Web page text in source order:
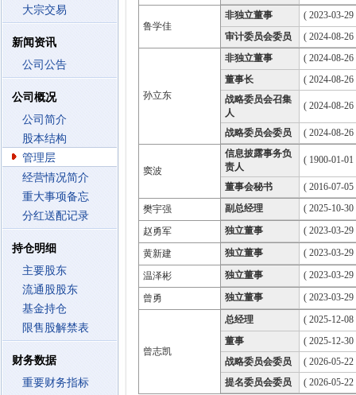
大宗交易
新闻资讯
公司公告
公司概况
公司简介
股本结构
管理层
经营情况简介
重大事项备忘
分红送配记录
持仓明细
主要股东
流通股股东
基金持仓
限售股解禁表
财务数据
重要财务指标
鲁学佳
非独立董事
( 2023-03-
审计委员会委员
( 2024-08-
孙立东
非独立董事
( 2024-08-
董事长
( 2024-08-
战略委员会召集
人
( 2024-08-
战略委员会委员 ( 2024-08-
窦波
信息披露事务负
责人
( 1900-01-
董事会秘书
( 2016-07-
樊宇强
副总经理 ( 2025-10-
赵勇军 独立董事 ( 2023-03-
黄新建 独立董事 ( 2023-03-
温泽彬 独立董事 ( 2023-03-
曾勇 独立董事 ( 2023-03-
曾志凯
总经理
( 2025-12-
董事
( 2025-12-
战略委员会委员
( 2026-05-
提名委员会委员
( 2026-05-